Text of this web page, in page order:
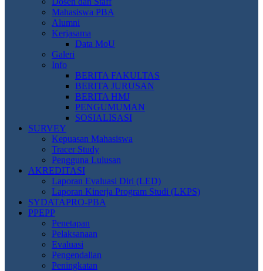
Mahasiswa PBA
Alumni
Kerjasama
Data MoU
Galeri
Info
BERITA FAKULTAS
BERITA JURUSAN
BERITA HMJ
PENGUMUMAN
SOSIALISASI
SURVEY
Kepuasan Mahasiswa
Tracer Study
Pengguna Lulusan
AKREDITASI
Laporan Evaluasi Diri (LED)
Laporan Kinerja Program Studi (LKPS)
SYDATAPRO-PBA
PPEPP
Penetapan
Pelaksanaan
Evaluasi
Pengendalian
Peningkatan